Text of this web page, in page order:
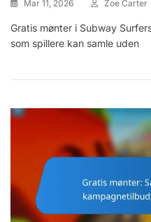
Mar 11, 2026 Zoe Carter
Gratis mønter i Subway
som spillere kan samle uden